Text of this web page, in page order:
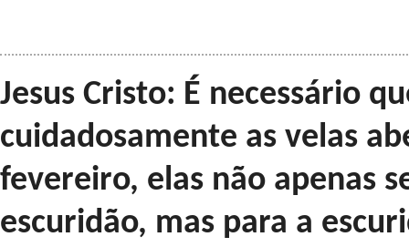
Jesus Cristo: É necessário
cuidadosamente as velas
fevereiro, elas não apenas
escuridão, mas para a